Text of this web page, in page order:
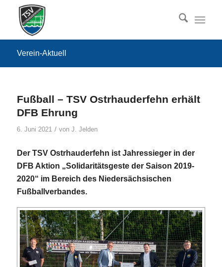
Verein-Aktuell
Fußball – TSV Ostrhauderfehn erhält
DFB Ehrung
6. Juni 2021 / von J. Jelden
Der TSV Ostrhauderfehn ist Jahressieger in der
DFB Aktion „Solidaritätsgeste der Saison 2019-
2020“ im Bereich des Niedersächsischen
Fußballverbandes.